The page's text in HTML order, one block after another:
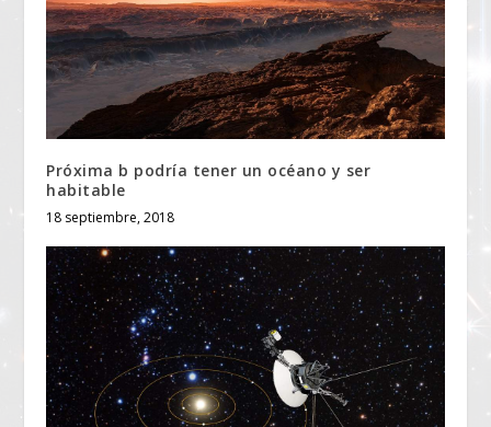
Próxima b podría tener un océano y ser
habitable
18 septiembre, 2018